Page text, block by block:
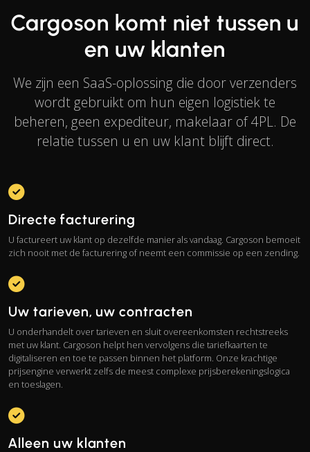
Cargoson komt niet tussen u
en uw klanten
We zijn een SaaS-oplossing die door verzenders
wordt gebruikt om hun eigen logistiek te
beheren, geen expediteur, makelaar of 4PL. De
relatie tussen u en uw klant blijft direct.
Directe facturering
U factureert uw klant op dezelfde manier als vandaag. Cargoson bemoeit
zich nooit met de facturering of neemt een commissie op een zending.
Uw tarieven, uw contracten
U onderhandelt over tarieven en sluit overeenkomsten rechtstreeks
met uw klant. Cargoson helpt hen vervolgens die tariefkaarten te
digitaliseren en toe te passen binnen het platform. Onze krachtige
prijsengine verwerkt zelfs de meest complexe prijsberekeningslogica
en toeslagen.
Alleen uw klanten